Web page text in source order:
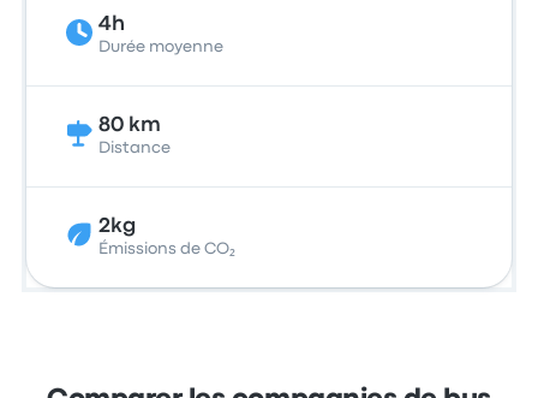
4h
Durée moyenne
80 km
Distance
2kg
Émissions de CO₂